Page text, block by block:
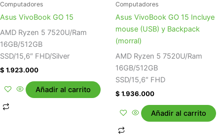
Computadores
Asus VivoBook GO 15
AMD Ryzen 5 7520U/Ram
16GB/512GB
SSD/15,6″ FHD/Silver
$ 1.923.000
Añadir al carrito
Computadores
Asus VivoBook GO 15 Incluye
mouse (USB) y Backpack
(morral)
AMD Ryzen 5 7520U/Ram
16GB/512GB
SSD/15,6″ FHD
$ 1.936.000
Añadir al carrito